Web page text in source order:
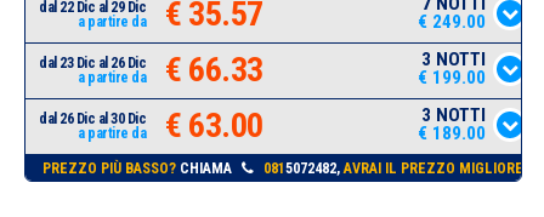
dal 22 Dic al 29 Dic
a partire da
€ 35.57
€ 249.00
dal 23 Dic al 26 Dic
a partire da
€ 66.33
3 NOTTI
€ 199.00
dal 26 Dic al 30 Dic
a partire da
€ 63.00
3 NOTTI
€ 189.00
PREZZO PIÙ BASSO?CHIAMA 081 5072482,AVRAI IL PREZZO MIGLIORE!